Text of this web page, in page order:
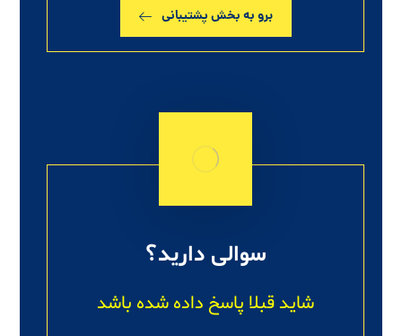
برو به بخش پشتیبانی
سوالی دارید؟
شاید قبلا پاسخ داده شده باشد